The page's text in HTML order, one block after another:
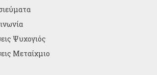
Ψυχογιός
Μεταίχμιο